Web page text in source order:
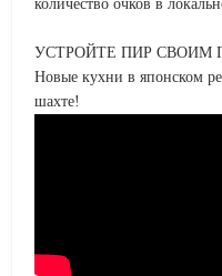
количество очков в
УСТРОЙТЕ ПИР СВОИМ
Новые кухни в японском
шахте!